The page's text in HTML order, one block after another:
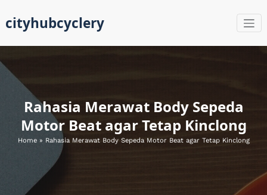
content
cityhubcyclery
Rahasia Merawat Body Sepeda
Motor Beat agar Tetap Kinclong
Home» Rahasia Merawat Body Sepeda Motor Beat agar Tetap Kinclong